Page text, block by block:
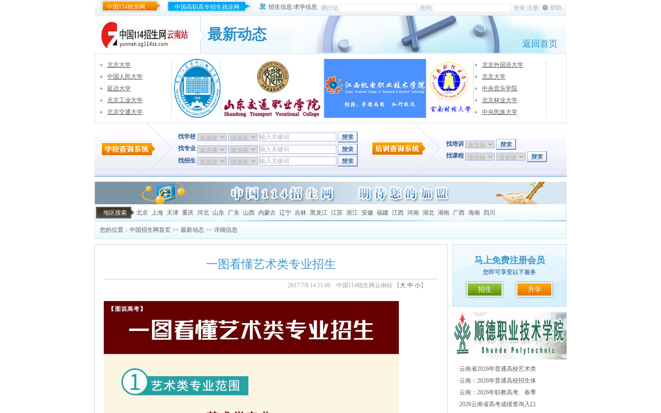
中国114就业网 中国高职高专招生就业网 发 招生信息/求学信息 通行证 密码 帮助
最新动态
返回首页
北京大学
中国人民大学
延边大学
北京工业大学
北京交通大学
北京外国语大学
北京大学
中央音乐学院
北京林业大学
中央民族大学
找学校
找专业
找招生
找培训
找课程
地区搜索 北京 上海 天津 重庆 河北 山东 广东 山西 内蒙古 辽宁 吉林 黑龙江 江苏 浙江 安徽 福建 江西 河南 湖北 湖南 广西 海南 四川
您的位置： 中国招生网首页 >> 最新动态 >> 详细信息
一图看懂艺术类专业招生
2017/7/8 14:11:00 中国114招生网云南站 【 大 中 小】
马上免费注册会员
您即可享受以下服务
招生 升学
·云南省2026年普通高校艺术类
·云南：2026年普通高校招生体
·云南：2026年职教高考、春季
·2026云南省高考成绩查询入口